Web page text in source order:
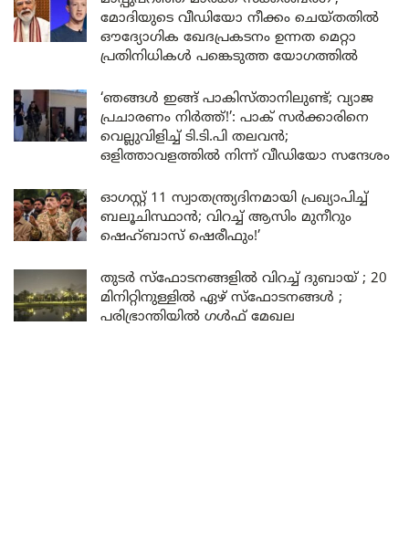
മോദിയുടെ വീഡിയോ നീക്കം ചെയ്തതിൽ
ഔദ്യോഗിക ഖേദപ്രകടനം ഉന്നത മെറ്റാ
പ്രതിനിധികൾ പങ്കെടുത്ത യോഗത്തിൽ
‘ഞങ്ങൾ ഇങ്ങ് പാകിസ്താനിലുണ്ട്; വ്യാജ
പ്രചാരണം നിർത്ത്!’: പാക് സർക്കാരിനെ
വെല്ലുവിളിച്ച് ടി.ടി.പി തലവൻ;
ഒളിത്താവളത്തിൽ നിന്ന് വീഡിയോ സന്ദേശം
ഓഗസ്റ്റ് 11 സ്വാതന്ത്ര്യദിനമായി പ്രഖ്യാപിച്ച്
ബലൂചിസ്ഥാൻ; വിറച്ച് ആസിം മുനീറും
ഷെഹ്ബാസ് ഷെരീഫും!’
തുടർ സ്ഫോടനങ്ങളിൽ വിറച്ച് ദുബായ് ; 20
മിനിറ്റിനുള്ളിൽ ഏഴ് സ്ഫോടനങ്ങൾ ;
പരിഭ്രാന്തിയിൽ ഗൾഫ് മേഖല